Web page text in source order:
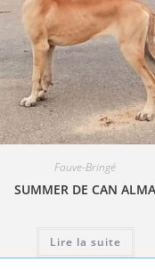
Fauve-Bringé
SUMMER DE CAN ALMA
Lire la suite